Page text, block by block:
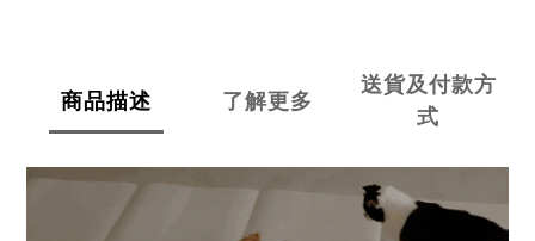
商品描述 了解更多
送貨及付款方
式